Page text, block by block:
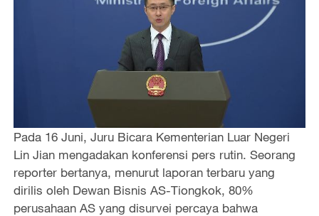
Pada 16 Juni, Juru Bicara Kementerian Luar Negeri
Lin Jian mengadakan konferensi pers rutin. Seorang
reporter bertanya, menurut laporan terbaru yang
dirilis oleh Dewan Bisnis AS-Tiongkok, 80%
perusahaan AS yang disurvei percaya bahwa